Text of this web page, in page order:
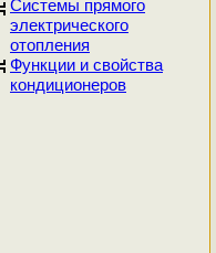
Системы прямого
электрического
отопления
Функции и свойства
кондиционеров